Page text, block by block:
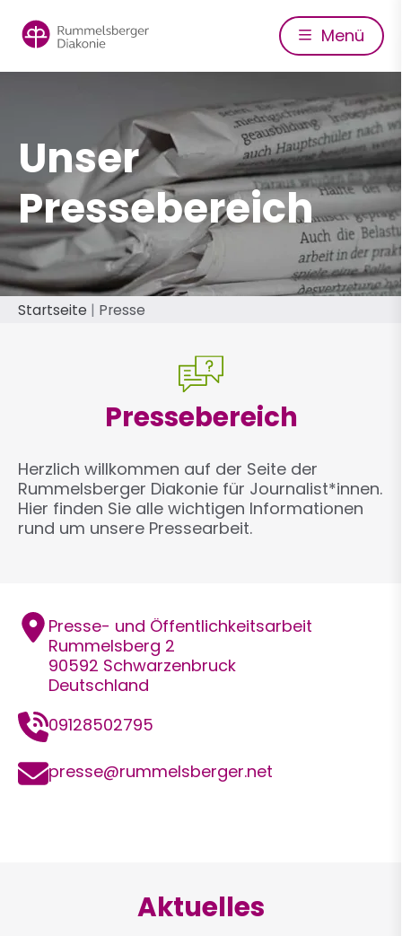
zum
Inhalt
Menü
Unser
Pressebereich
Pfadnavigation
Startseite Presse
Pressebereich
Herzlich willkommen auf der Seite der
Rummelsberger Diakonie für Journalist*innen.
Hier finden Sie alle wichtigen Informationen
rund um unsere Pressearbeit.
Adresse
Presse- und Öffentlichkeitsarbeit
Rummelsberg 2
90592 Schwarzenbruck
Deutschland
Telefon09128502795
E-
Mail
presse@rummelsberger.net
Aktuelles